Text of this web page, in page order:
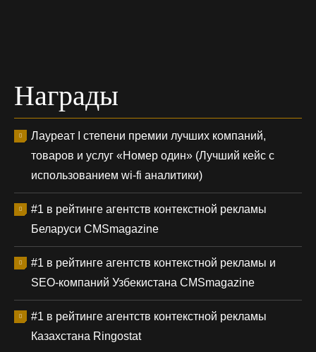
Награды
Лауреат I степени премии лучших компаний,
товаров и услуг «Номер один» (Лучший кейс с
использованием wi-fi аналитики)
#1 в рейтинге агентств контекстной рекламы
Беларуси CMSmagazine
#1 в рейтинге агентств контекстной рекламы и
SEO-компаний Узбекистана CMSmagazine
#1 в рейтинге агентств контекстной рекламы
Казахстана Ringostat